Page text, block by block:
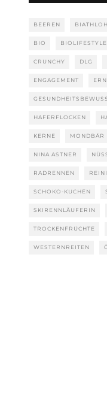
BEEREN
BIO BIOLIFESTYLE
CRUNCHY DLG
ENGAGEMENT
HAFERFLOCKEN
KERNE MONDBÄR
NINA ASTNER
RADRENNEN
SCHOKO-KUCHEN
SKIRENNLÄUFERIN
TROCKENFRÜCHTE
WESTERNREITEN